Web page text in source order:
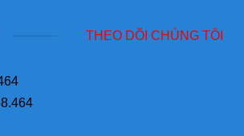
THEO DÕI CHÚNG TÔI